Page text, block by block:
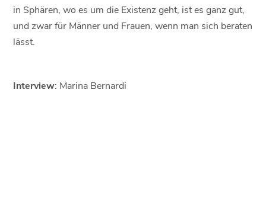
in Sphären, wo es um die Existenz geht, ist es ganz gut,
und zwar für Männer und Frauen, wenn man sich beraten
lässt.
Interview: Marina Bernardi